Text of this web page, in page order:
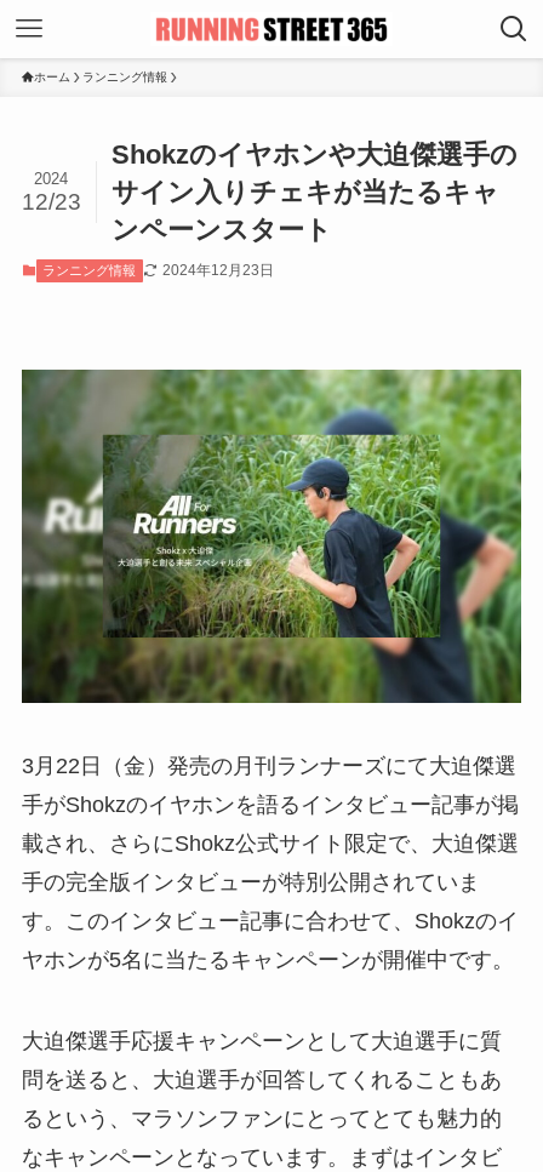
ホーム ランニング情報
Shokzのイヤホンや大迫傑選手の
サイン入りチェキが当たるキャ
ンペーンスタート
2024
12/23
ランニング情報 2024年12月23日
3月22日（金）発売の月刊ランナーズにて大迫傑選
手がShokzのイヤホンを語るインタビュー記事が掲
載され、さらにShokz公式サイト限定で、大迫傑選
手の完全版インタビューが特別公開されていま
す。このインタビュー記事に合わせて、Shokzのイ
ヤホンが5名に当たるキャンペーンが開催中です。
大迫傑選手応援キャンペーンとして大迫選手に質
問を送ると、大迫選手が回答してくれることもあ
るという、マラソンファンにとってとても魅力的
なキャンペーンとなっています。まずはインタビ